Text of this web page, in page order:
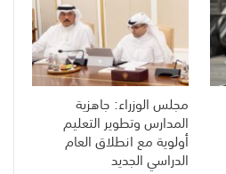
مجلس الوزراء: جاهزية
المدارس وتطوير التعليم
أولوية مع انطلاق العام
الدراسي الجديد